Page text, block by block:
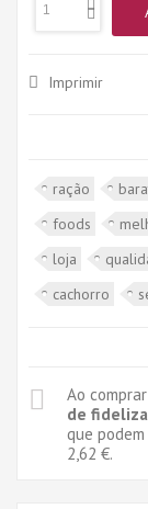
Imprimir
ração
foods
loja
cachorro
Ao
de
que
2,62 €.